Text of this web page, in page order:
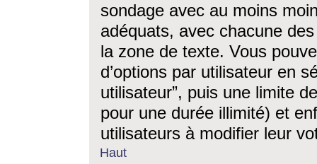
sondage avec au moins
adéquats, avec chacune
la zone de texte. Vous
d’options par utilisateur en
utilisateur”, puis une limite
pour une durée illimité) et
utilisateurs à modifier leur
Haut